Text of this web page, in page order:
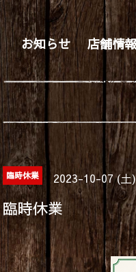
お知らせ 店舗情報
臨時休業 2023-10-07 (
臨時休業